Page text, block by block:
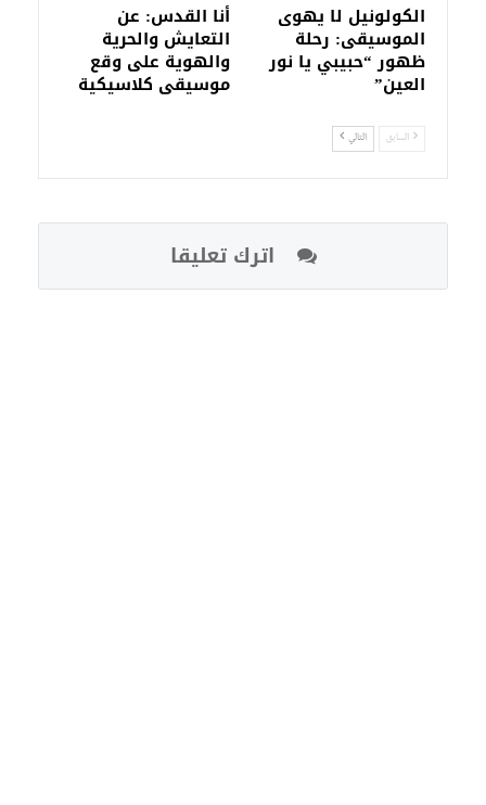
الكولونيل لا يهوى
الموسيقى: رحلة
ظهور “حبيبي يا نور
العين”
أنا القدس: عن
التعايش والحرية
والهوية على وقع
موسيقى كلاسيكية
السابق التالي
اترك تعليقا